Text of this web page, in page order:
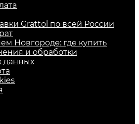
Grattol по всей России
Новгороде: где купить
и обработки
данных